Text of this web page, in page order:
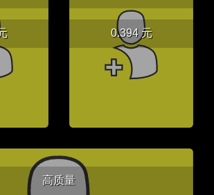
0.394 元
高质量